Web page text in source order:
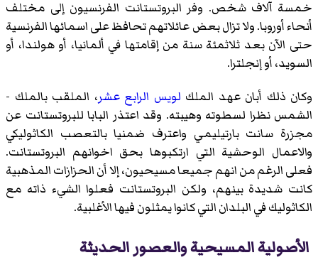
خمسة آلاف شخص. وفر البروتستانت الفرنسيون إلى مختلف
أنحاء أوروبا. ولا تزال بعض عائلاتهم تحافظ على اسمائها الفرنسية
حتى الآن بعد ثلاثمئة سنة من إقامتها في ألمانيا، أو هولندا، أو
السويد، أو إنجلترا.
وكان ذلك أبان عهد الملك لويس الرابع عشر، الملقب بالملك -
الشمس نظرا لسطوته وهيبته. وقد اعتذر البابا للبروتستانت عن
مجزرة سانت بارتيليمي واعترف ضمنيا بالتعصب الكاثوليكي
والاعمال الوحشية التي ارتكبوها بحق اخوانهم البروتستانت.
فعلى الرغم من انهم جميعا مسيحيون، إلا أن الحزازات المذهبية
كانت شديدة بينهم، ولكن البروتستانت فعلوا الشيء ذاته مع
الكاثوليك في البلدان التي كانوا يمثلون فيها الأغلبية.
الأصولية المسيحية والعصور الحديثة